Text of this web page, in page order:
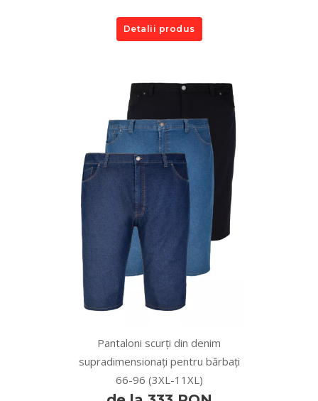
Detalii produs
Pantaloni scurți din denim
supradimensionați pentru bărbați
66-96 (3XL-11XL)